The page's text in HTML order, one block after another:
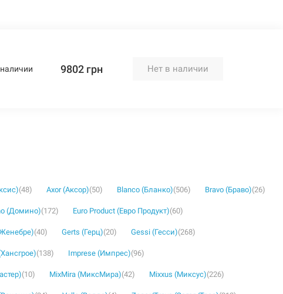
9802 грн Нет в наличии
(48) Axor (Аксор)(50) Blanco (Бланко)(506) Bravo (Браво)(26)
(Домино)(172) Euro Product (Евро Продукт)(60)
(40) Gerts (Герц)(20) Gessi (Гесси)(268)
(138) Imprese (Импрес)(96)
(10) MixMira (МиксМира)(42) Mixxus (Миксус)(226)